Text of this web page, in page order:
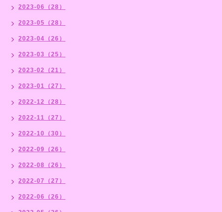
2023-06（28）
2023-05（28）
2023-04（26）
2023-03（25）
2023-02（21）
2023-01（27）
2022-12（28）
2022-11（27）
2022-10（30）
2022-09（26）
2022-08（26）
2022-07（27）
2022-06（26）